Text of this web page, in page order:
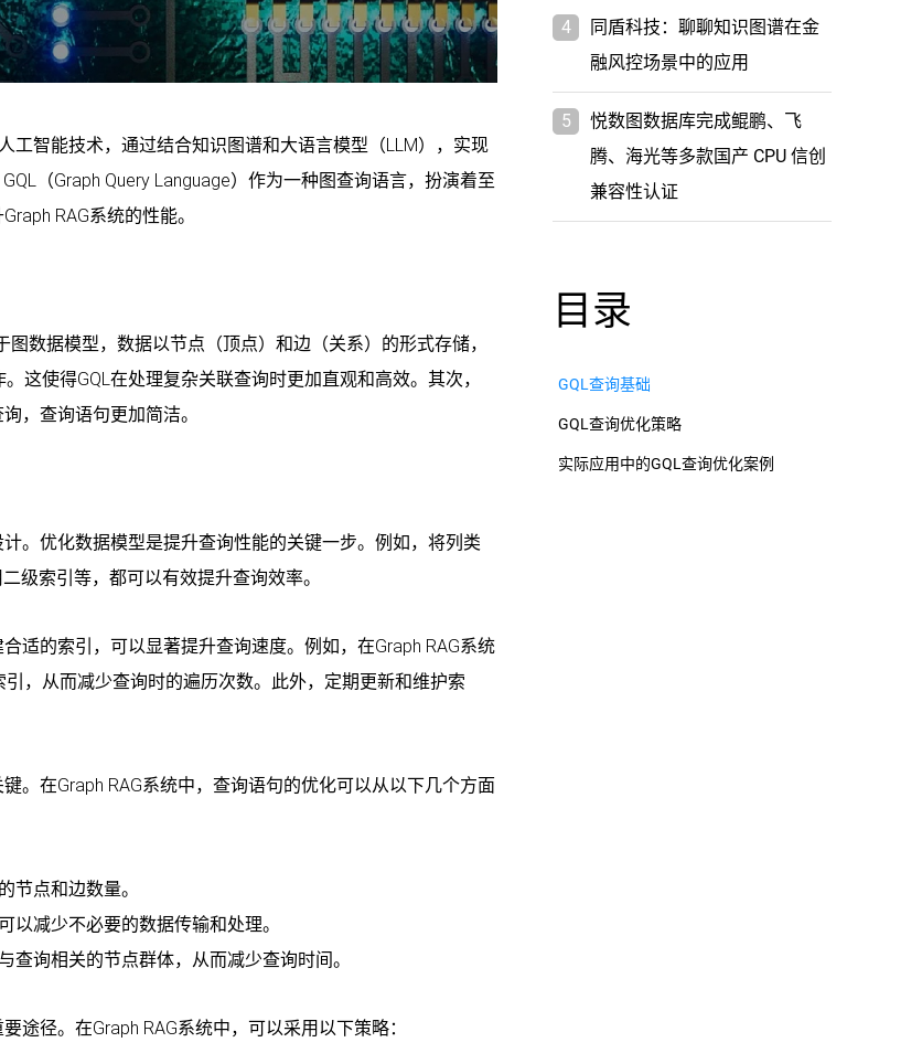
工智能技术，通过结合知识图谱和大语言模型（LLM），实现
（Graph Query Language）作为一种图查询语言，扮演着至
RAG系统的性能。
数据模型，数据以节点（顶点）和边（关系）的形式存储，
这使得GQL在处理复杂关联查询时更加直观和高效。其次，
，查询语句更加简洁。
。优化数据模型是提升查询性能的关键一步。例如，将列类
级索引等，都可以有效提升查询效率。
适的索引，可以显著提升查询速度。例如，在Graph RAG系统
，从而减少查询时的遍历次数。此外，定期更新和维护索
。在Graph RAG系统中，查询语句的优化可以从以下几个方面
节点和边数量。
减少不必要的数据传输和处理。
询相关的节点群体，从而减少查询时间。
途径。在Graph RAG系统中，可以采用以下策略：
4
同盾科技：聊聊知识图谱在金
融风控场景中的应用
5
悦数图数据库完成鲲鹏、飞
腾、海光等多款国产 CPU 信创
兼容性认证
目录
GQL查询基础
GQL查询优化策略
实际应用中的GQL查询优化案例